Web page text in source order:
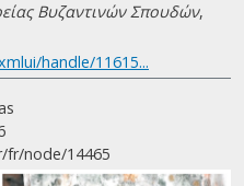
Βυζαντινών Σπουδών,
handle/11615...
fr/node/14465